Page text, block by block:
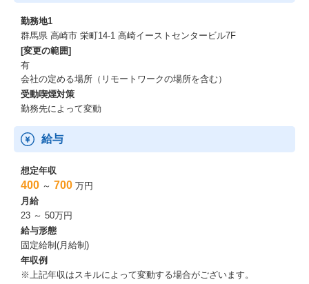
勤務地1
群馬県 高崎市 栄町14-1 高崎イーストセンタービル7F
[変更の範囲]
有
会社の定める場所（リモートワークの場所を含む）
受動喫煙対策
勤務先によって変動
給与
想定年収
400 ～ 700 万円
月給
23 ～ 50万円
給与形態
固定給制(月給制)
年収例
※上記年収はスキルによって変動する場合がございます。